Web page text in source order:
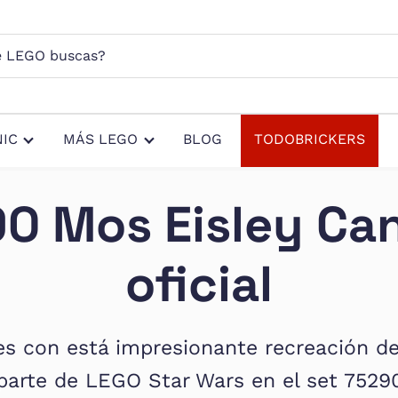
MÁS LEGO BLOG TODOBRICKERS
Mos Eisley
oficial
con está impresionante recreación
de LEGO Star Wars en el set